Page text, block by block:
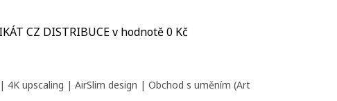
CZ DISTRIBUCEv hodnotě 0 Kč
4K upscaling | AirSlim design | Obchod s uměním (Art